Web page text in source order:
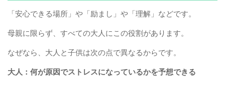
「安心できる場所」や「励まし」や「理解」などです。
母親に限らず、すべての大人にこの役割があります。
なぜなら、大人と子供は次の点で異なるからです。
大人：何が原因でストレスになっているかを予想できる